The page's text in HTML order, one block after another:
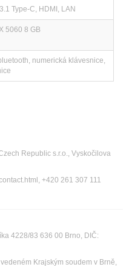
Type-C, HDMI, LAN
5060 8 GB
numerická klávesnice,
Republic s.r.o., Vyskočilova
+420 261 307 111
4228/83 636 00 Brno, DIČ:
Krajským soudem v Brně,